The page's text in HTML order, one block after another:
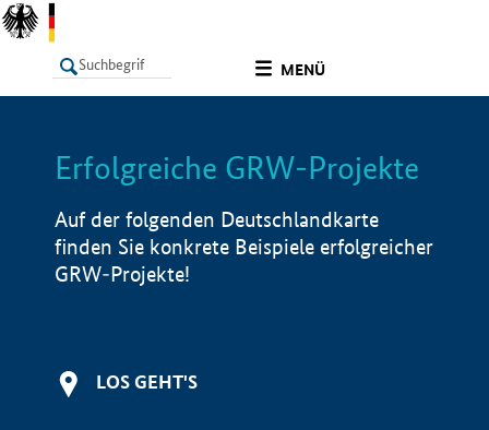
MENÜ
LISTE Info
Erfolgreiche GRW-Projekte
Auf der folgenden Deutschlandkarte
finden Sie konkrete Beispiele erfolgreicher
GRW-Projekte!
LOS GEHT'S